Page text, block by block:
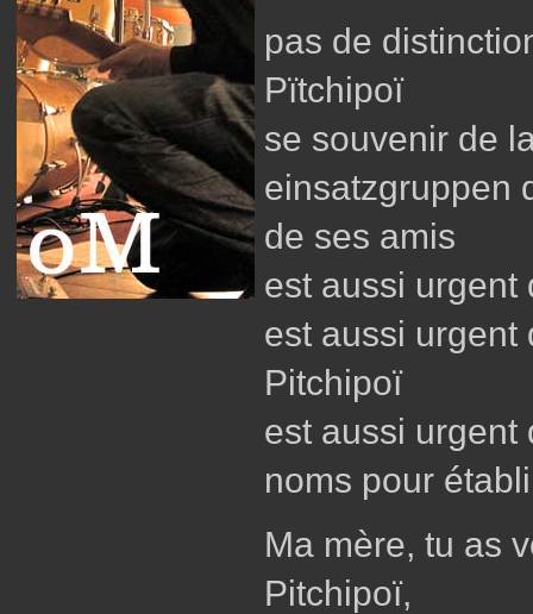
pas de
Pïtchipoï
se souvenir de
einsatzgruppen
de ses amis
est aussi urgent
est aussi urgent
Pitchipoï
est aussi urgent
noms pour
Ma mère, tu as
Pitchipoï,